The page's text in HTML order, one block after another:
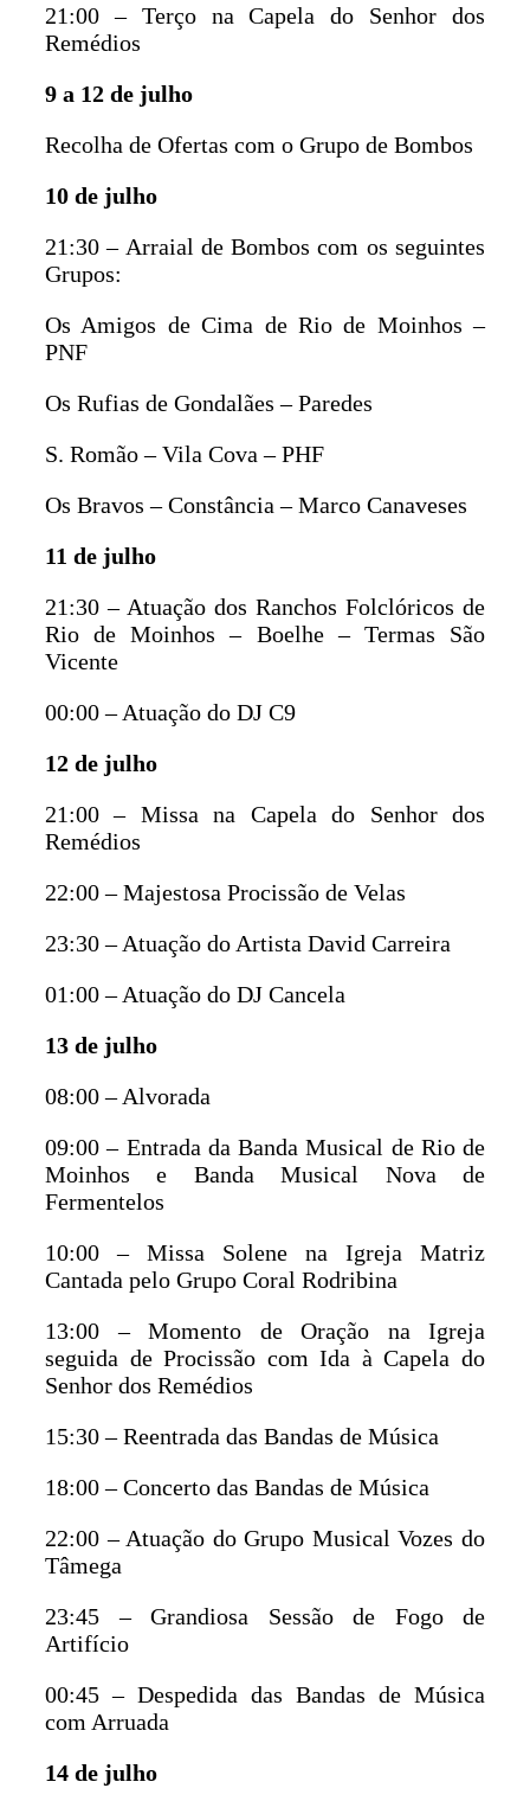
21:00 – Terço na Capela do Senhor dos
Remédios
9 a 12 de julho
Recolha de Ofertas com o Grupo de Bombos
10 de julho
21:30 – Arraial de Bombos com os seguintes
Grupos:
Os Amigos de Cima de Rio de Moinhos –
PNF
Os Rufias de Gondalães – Paredes
S. Romão – Vila Cova – PHF
Os Bravos – Constância – Marco Canaveses
11 de julho
21:30 – Atuação dos Ranchos Folclóricos de
Rio de Moinhos – Boelhe – Termas São
Vicente
00:00 – Atuação do DJ C9
12 de julho
21:00 – Missa na Capela do Senhor dos
Remédios
22:00 – Majestosa Procissão de Velas
23:30 – Atuação do Artista David Carreira
01:00 – Atuação do DJ Cancela
13 de julho
08:00 – Alvorada
09:00 – Entrada da Banda Musical de Rio de
Moinhos e Banda Musical Nova de
Fermentelos
10:00 – Missa Solene na Igreja Matriz
Cantada pelo Grupo Coral Rodribina
13:00 – Momento de Oração na Igreja
seguida de Procissão com Ida à Capela do
Senhor dos Remédios
15:30 – Reentrada das Bandas de Música
18:00 – Concerto das Bandas de Música
22:00 – Atuação do Grupo Musical Vozes do
Tâmega
23:45 – Grandiosa Sessão de Fogo de
Artifício
00:45 – Despedida das Bandas de Música
com Arruada
14 de julho